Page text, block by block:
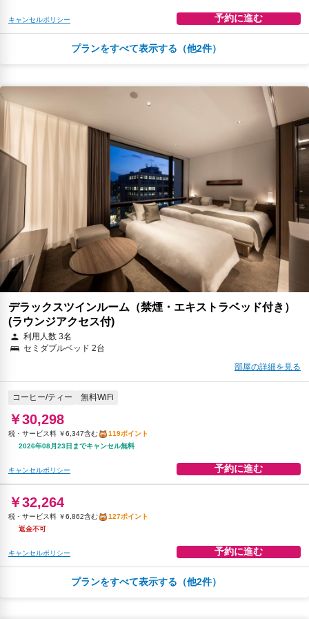
キャンセルポリシー 予約に進む
コーヒー/ティー 無料WiFi
税・サービス料 ￥6,536含む
123ポイント
2026年08月23日までキャンセル無料
キャンセルポリシー 予約に進む
￥33,285
税・サービス料 ￥7,079含む
131ポイント
キャンセルポリシー 予約に進む
プランをすべて表示する（他2件）
デラックスツインルーム（禁煙・エキストラベッド付き）
(ラウンジアクセス付)
利用人数 3名
セミダブルベッド 2台
部屋の詳細を見る
コーヒー/ティー 無料WiFi
￥30,298
税・サービス料 ￥6,347含む
119ポイント
2026年08月23日までキャンセル無料
キャンセルポリシー 予約に進む
￥32,264
税・サービス料 ￥6,862含む
127ポイント
返金不可
キャンセルポリシー 予約に進む
コーヒー/ティー 無料WiFi
プランをすべて表示する（他2件）